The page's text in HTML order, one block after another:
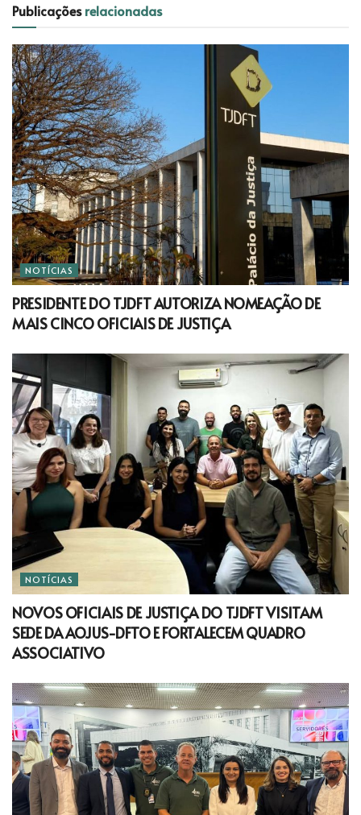
Publicaçõesrelacionadas
NOTÍCIAS
PRESIDENTE DO TJDFT AUTORIZA NOMEAÇÃO DE
MAIS CINCO OFICIAIS DE JUSTIÇA
NOTÍCIAS
NOVOS OFICIAIS DE JUSTIÇA DO TJDFT VISITAM
SEDE DA AOJUS-DFTO E FORTALECEM QUADRO
ASSOCIATIVO